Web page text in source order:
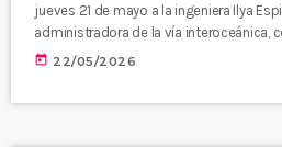
jueves 21 de mayo a la ingeniera Ilya
administradora de la vía interoceánica,
mujer en asumir el cargo en la historia
today 22/05/2026